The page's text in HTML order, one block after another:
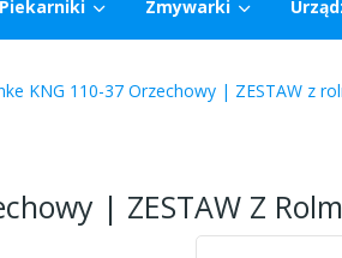
Piekarniki Zmywarki
KNG 110-37 Orzechowy | ZESTAW z
| ZESTAW Z